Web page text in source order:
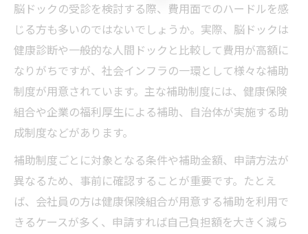
脳ドックの受診を検討する際、費用面でのハードルを感
じる方も多いのではないでしょうか。実際、脳ドックは
健康診断や一般的な人間ドックと比較して費用が高額に
なりがちですが、社会インフラの一環として様々な補助
制度が用意されています。主な補助制度には、健康保険
組合や企業の福利厚生による補助、自治体が実施する助
成制度などがあります。
補助制度ごとに対象となる条件や補助金額、申請方法が
異なるため、事前に確認することが重要です。たとえ
ば、会社員の方は健康保険組合が用意する補助を利用で
きるケースが多く、申請すれば自己負担額を大きく減ら